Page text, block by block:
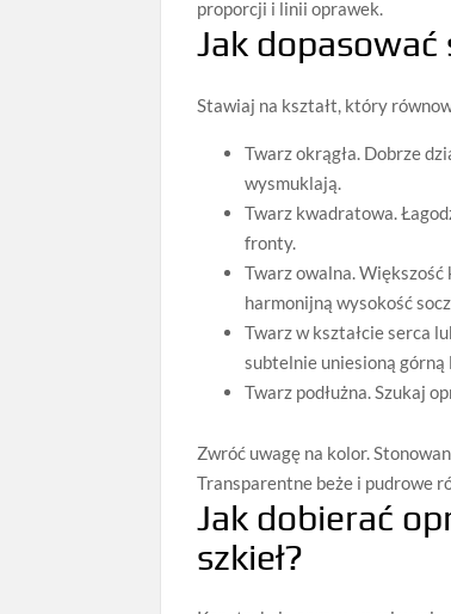
proporcji i linii oprawek.
Jak
Stawiaj na kształt, który
Twarz okrągła. Dobrze
wysmuklają.
Twarz kwadratowa.
fronty.
Twarz owalna.
harmonijną wysokość
Twarz w kształcie serca
subtelnie uniesioną górną
Twarz podłużna. Szukaj
Zwróć uwagę na kolor.
Transparentne beże i pudrowe
Jak dobierać
szkieł?